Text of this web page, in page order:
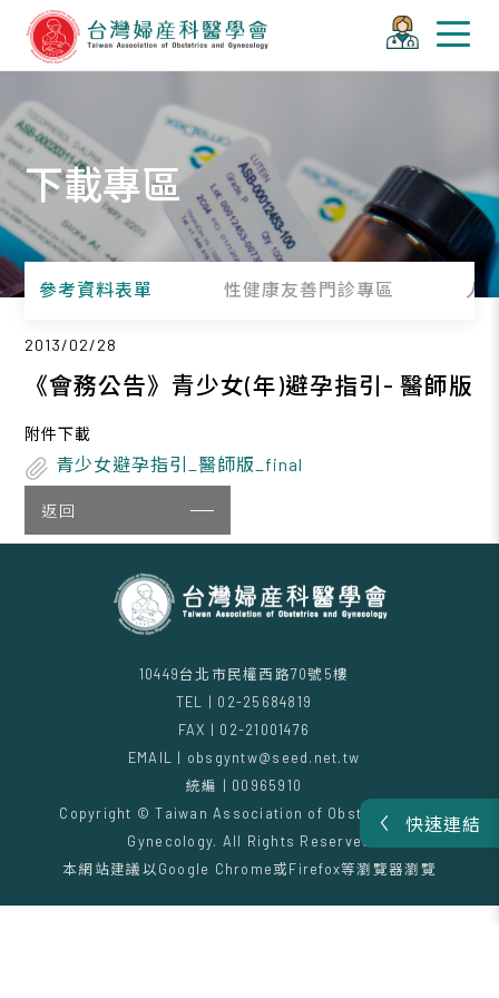
快速連結
下載專區
參考資料表單 性健康友善門診專區 人
2013/02/28
《會務公告》青少女(年)避孕指引- 醫師版
附件下載
青少女避孕指引_醫師版_final
返回
10449台北市民權西路70號5樓
TEL | 02-25684819
FAX | 02-21001476
EMAIL | obsgyntw@seed.net.tw
統編 | 00965910
Copyright © Taiwan Association of Obstetrics and
Gynecology. All Rights Reserved
本網站建議以Google Chrome或Firefox等瀏覽器瀏覽